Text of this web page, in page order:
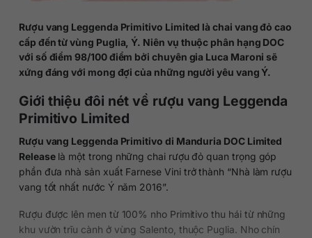
Rượu vang Leggenda Primitivo Limited là chai vang đỏ cao
cấp đến từ vùng Puglia, Ý. Niên vụ thuộc phân hạng DOC
với số điểm 98/100 điểm bởi chuyên gia Luca Maroni sẽ
xứng đáng với mong đợi của những người yêu vang Ý.
Giới thiệu đôi nét về rượu vang Leggenda
Primitivo Limited
Rượu vang Leggenda Primitivo di Manduria DOC Limited
Releaselà một trong những chai rượu đỏ quan trọng góp
phần đưa nhà sản xuất Farnese Vini trở thành “Nhà làm rượu
vang tốt nhất nước Ý năm 2016”.
Rượu được lên men từ 100% nho Primitivo thu hái từ những
khu vườn trĩu cành ở vùng Salento, thuộc Puglia. Nho chín